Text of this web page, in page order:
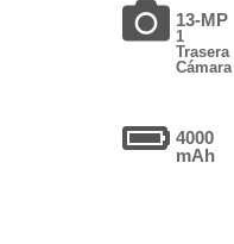
13-MP
1
Trasera
Cámara
4000
mAh